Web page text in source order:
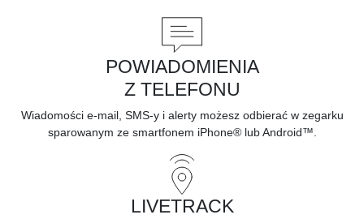
POWIADOMIENIA
Z TELEFONU
Wiadomości e-mail, SMS-y i alerty możesz odbierać w zegarku
sparowanym ze smartfonem iPhone® lub Android™.
LIVETRACK